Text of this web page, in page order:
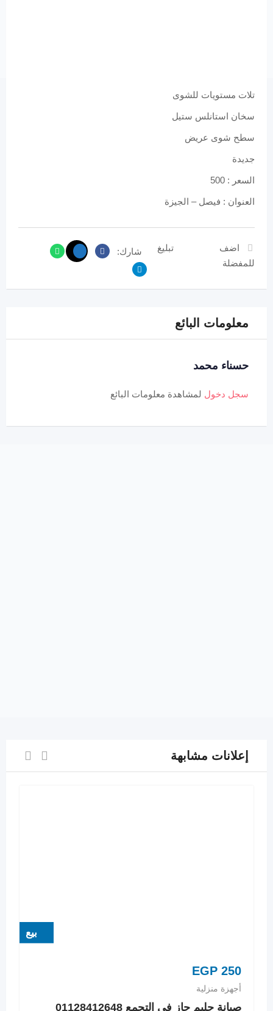
تلات مستويات للشوى
سخان استانلس ستيل
سطح شوى عريض
جديدة
السعر : 500
العنوان : فيصل – الجيزة
اضف
للمفضلة
تبليغ شارك:
معلومات البائع
حسناء محمد
سجل دخول لمشاهدة معلومات البائع
إعلانات مشابهة
بيع
EGP 250
أجهزة منزلية
صيانة جليم جاز في التجمع 01128412648